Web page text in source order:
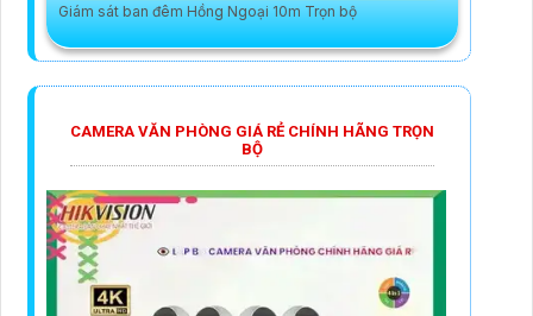
Giám sát ban đêm Hồng Ngoại 10m Trọn bộ
CAMERA VĂN PHÒNG GIÁ RẺ CHÍNH HÃNG TRỌN
BỘ